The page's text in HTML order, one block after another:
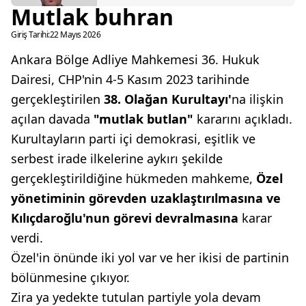
Mutlak buhran
Giriş Tarihi:22 Mayıs 2026
Ankara Bölge Adliye Mahkemesi 36. Hukuk
Dairesi, CHP'nin 4-5 Kasım 2023 tarihinde
gerçekleştirilen 38. Olağan Kurultayı'na ilişkin
açılan davada "mutlak butlan" kararını açıkladı.
Kurultayların parti içi demokrasi, eşitlik ve
serbest irade ilkelerine aykırı şekilde
gerçekleştirildiğine hükmeden mahkeme, Özel
yönetiminin görevden uzaklaştırılmasına ve
Kılıçdaroğlu'nun görevi devralmasına karar
verdi.
Özel'in önünde iki yol var ve her ikisi de partinin
bölünmesine çıkıyor.
Zira ya yedekte tutulan partiyle yola devam